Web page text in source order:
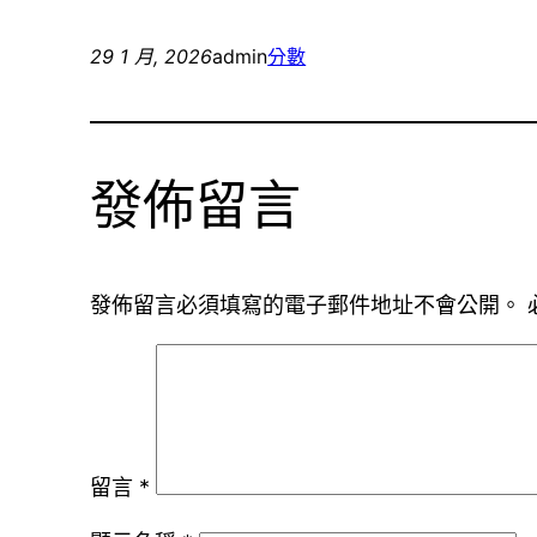
29 1 月, 2026admin分數
發佈留言
發佈留言必須填寫的電子郵件地址不會公開。
留言 *